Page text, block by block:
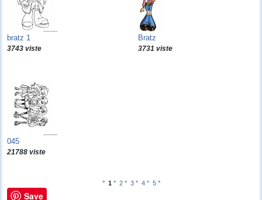
bratz 1
3743 viste
Bratz
3731 viste
045
21788 viste
° 1 ° 2° 3° 4° 5°
Save